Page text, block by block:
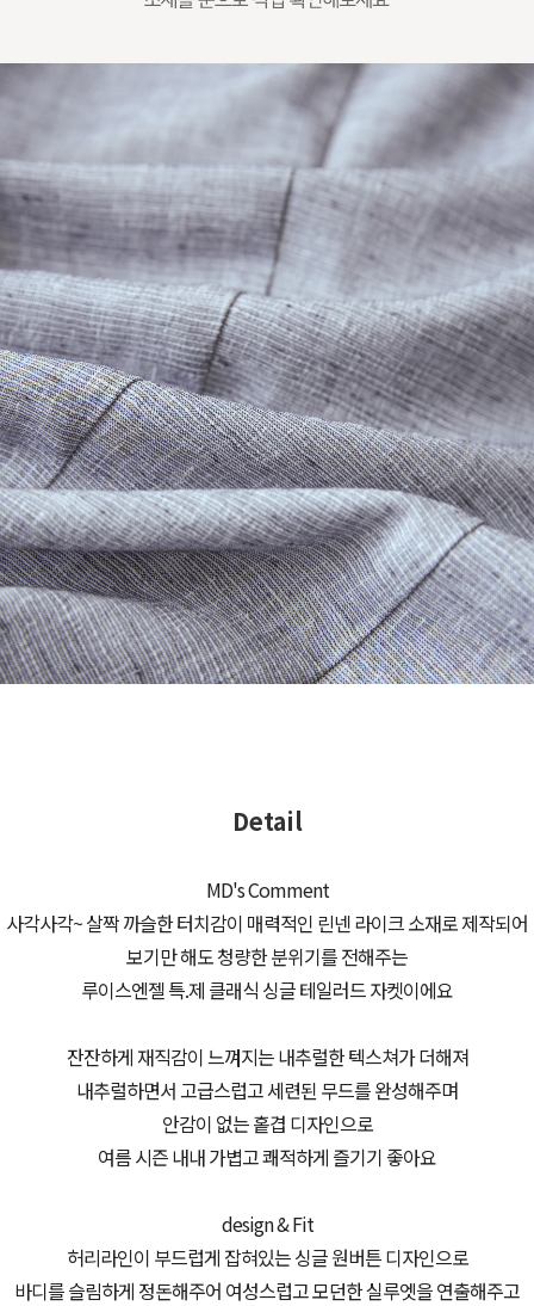
Detail
MD's Comment
사각사각~ 살짝 까슬한 터치감이 매력적인 린넨 라이크 소재로 제작되어
보기만 해도 청량한 분위기를 전해주는
루이스엔젤 특.제 클래식 싱글 테일러드 자켓이에요
잔잔하게 재직감이 느껴지는 내추럴한 텍스쳐가 더해져
내추럴하면서 고급스럽고 세련된 무드를 완성해주며
안감이 없는 홑겹 디자인으로
여름 시즌 내내 가볍고 쾌적하게 즐기기 좋아요
design & Fit
허리라인이 부드럽게 잡혀있는 싱글 원버튼 디자인으로
바디를 슬림하게 정돈해주어 여성스럽고 모던한 실루엣을 연출해주고